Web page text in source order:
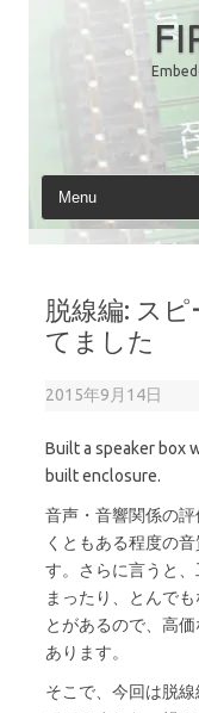
脱線編: ス
てました
2015年9月14日
Built a speaker box
built enclosure.
音声・音響関係の
くともある程度の
す。さらに言うと
まったり、とんで
とがあるので、高
あります。
そこで、今回は脱